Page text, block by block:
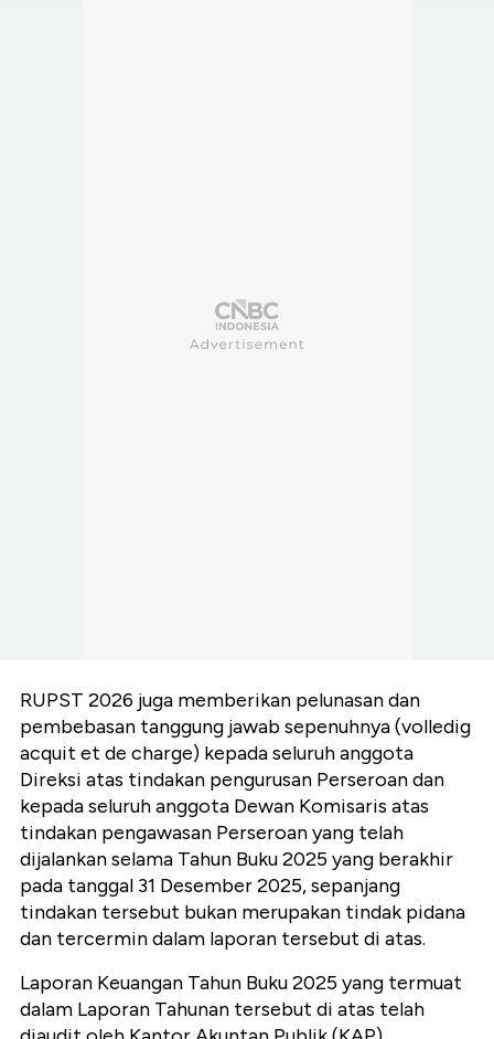
RUPST 2026 juga memberikan pelunasan dan
pembebasan tanggung jawab sepenuhnya (volledig
acquit et de charge) kepada seluruh anggota
Direksi atas tindakan pengurusan Perseroan dan
kepada seluruh anggota Dewan Komisaris atas
tindakan pengawasan Perseroan yang telah
dijalankan selama Tahun Buku 2025 yang berakhir
pada tanggal 31 Desember 2025, sepanjang
tindakan tersebut bukan merupakan tindak pidana
dan tercermin dalam laporan tersebut di atas.
Laporan Keuangan Tahun Buku 2025 yang termuat
dalam Laporan Tahunan tersebut di atas telah